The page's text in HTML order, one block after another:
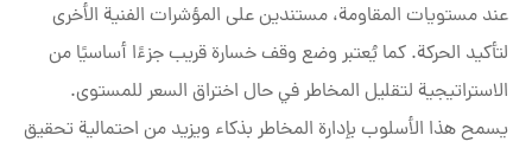
عند مستويات المقاومة، مستندين على المؤشرات الفنية الأخرى
لتأكيد الحركة. كما يُعتبر وضع وقف خسارة قريب جزءًا أساسيًا من
الاستراتيجية لتقليل المخاطر في حال اختراق السعر للمستوى.
يسمح هذا الأسلوب بإدارة المخاطر بذكاء ويزيد من احتمالية تحقيق